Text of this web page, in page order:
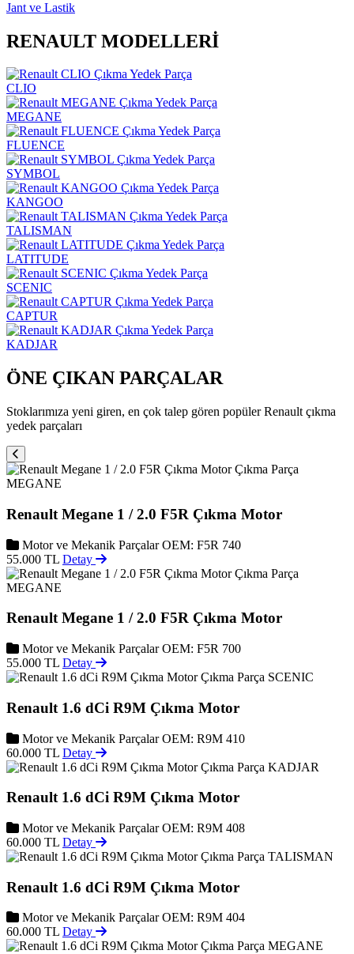
Jant ve Lastik
RENAULT MODELLERİ
CLIO
MEGANE
FLUENCE
SYMBOL
KANGOO
TALISMAN
LATITUDE
SCENIC
CAPTUR
KADJAR
ÖNE ÇIKAN PARÇALAR
Stoklarımıza yeni giren, en çok talep gören popüler Renault çıkma
yedek parçaları
MEGANE
Renault Megane 1 / 2.0 F5R Çıkma Motor
Motor ve Mekanik Parçalar OEM: F5R 740
55.000 TL Detay
MEGANE
Renault Megane 1 / 2.0 F5R Çıkma Motor
Motor ve Mekanik Parçalar OEM: F5R 700
55.000 TL Detay
SCENIC
Renault 1.6 dCi R9M Çıkma Motor
Motor ve Mekanik Parçalar OEM: R9M 410
60.000 TL Detay
KADJAR
Renault 1.6 dCi R9M Çıkma Motor
Motor ve Mekanik Parçalar OEM: R9M 408
60.000 TL Detay
TALISMAN
Renault 1.6 dCi R9M Çıkma Motor
Motor ve Mekanik Parçalar OEM: R9M 404
60.000 TL Detay
MEGANE